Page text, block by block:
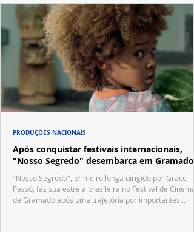
Após conquistar festivais internacionais,
"Nosso Segredo" desembarca em Gramado
"Nosso Segredo", primeiro longa dirigido por Grace
Passô, faz sua estreia brasileira no Festival de Cinema
de Gramado após uma trajetória por importantes
PRODUÇÕES NACIONAIS